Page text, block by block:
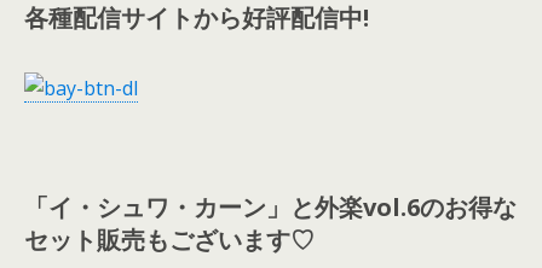
各種配信サイトから好評配信中!
「イ・シュワ・カーン」と外楽vol.6のお得な
セット販売もございます♡